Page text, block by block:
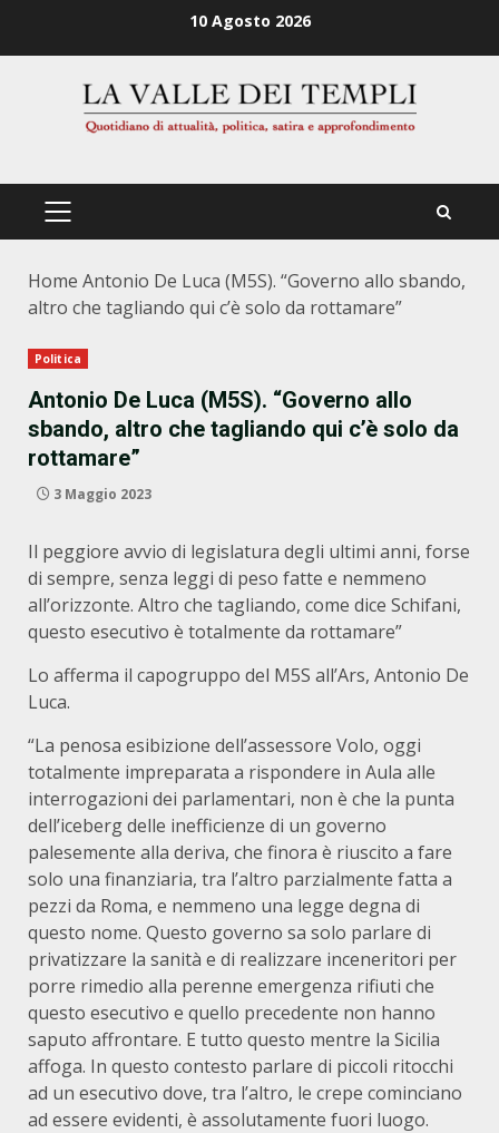
10 Agosto 2026
PRIMÄRES
Home Antonio De Luca (M5S). “Governo allo sbando,
altro che tagliando qui c’è solo da rottamare”
Politica
Antonio De Luca (M5S). “Governo allo
sbando, altro che tagliando qui c’è solo da
rottamare”
3 Maggio 2023
Il peggiore avvio di legislatura degli ultimi anni, forse
di sempre, senza leggi di peso fatte e nemmeno
all’orizzonte. Altro che tagliando, come dice Schifani,
questo esecutivo è totalmente da rottamare”
Lo afferma il capogruppo del M5S all’Ars, Antonio De
Luca.
“La penosa esibizione dell’assessore Volo, oggi
totalmente impreparata a rispondere in Aula alle
interrogazioni dei parlamentari, non è che la punta
dell’iceberg delle inefficienze di un governo
palesemente alla deriva, che finora è riuscito a fare
solo una finanziaria, tra l’altro parzialmente fatta a
pezzi da Roma, e nemmeno una legge degna di
questo nome. Questo governo sa solo parlare di
privatizzare la sanità e di realizzare inceneritori per
porre rimedio alla perenne emergenza rifiuti che
questo esecutivo e quello precedente non hanno
saputo affrontare. E tutto questo mentre la Sicilia
affoga. In questo contesto parlare di piccoli ritocchi
ad un esecutivo dove, tra l’altro, le crepe cominciano
ad essere evidenti, è assolutamente fuori luogo.